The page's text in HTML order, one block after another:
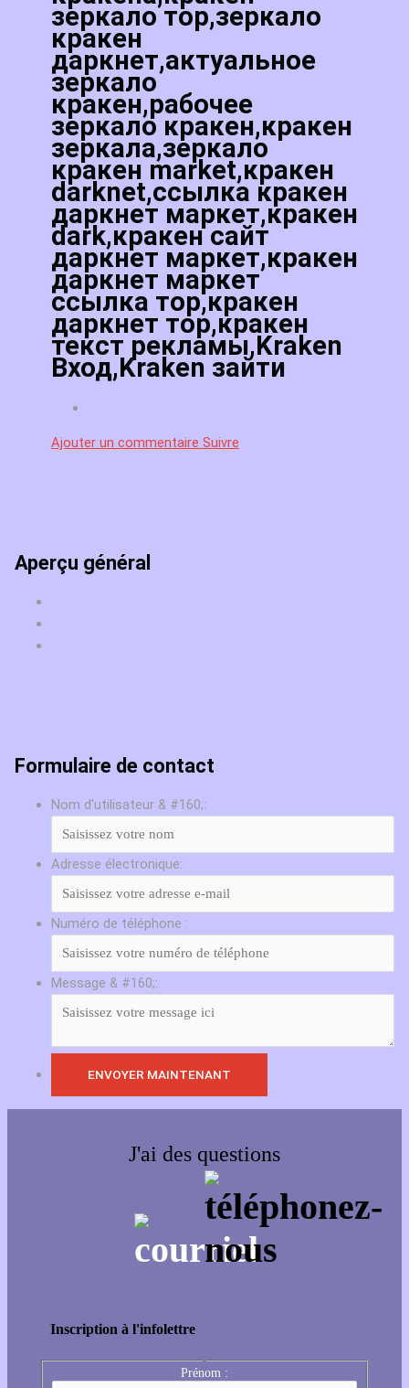
зеркало тор,зеркало
кракен
даркнет,актуальное
зеркало
кракен,рабочее
зеркало кракен,кракен
зеркала,зеркало
кракен market,кракен
darknet,ссылка кракен
даркнет маркет,кракен
dark,кракен сайт
даркнет маркет,кракен
даркнет маркет
ссылка тор,кракен
даркнет тор,кракен
текст рекламы,Kraken
Вход,Kraken зайти
Ajouter un commentaire Suivre
Aperçu général
Formulaire de contact
Nom d'utilisateur & #160;:
Adresse électronique:
Numéro de téléphone :
Message & #160;:
J'ai des questions
Inscription à l'infolettre
Prénom :